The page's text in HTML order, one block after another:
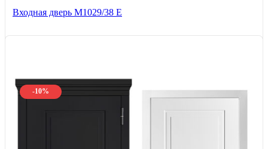
Входная дверь М1029/38 E
-10%